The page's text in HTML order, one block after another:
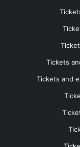
Tickets
Tickets and